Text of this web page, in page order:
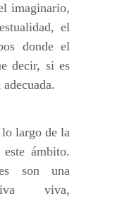
imaginario,
el
donde el
decir, si es
largo de la
ámbito.
son una
viva,